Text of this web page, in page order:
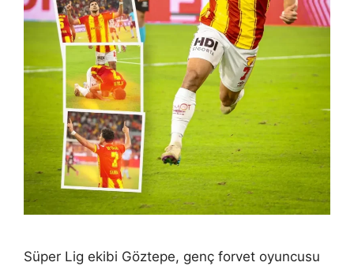
Süper Lig ekibi Göztepe, genç forvet oyuncusu